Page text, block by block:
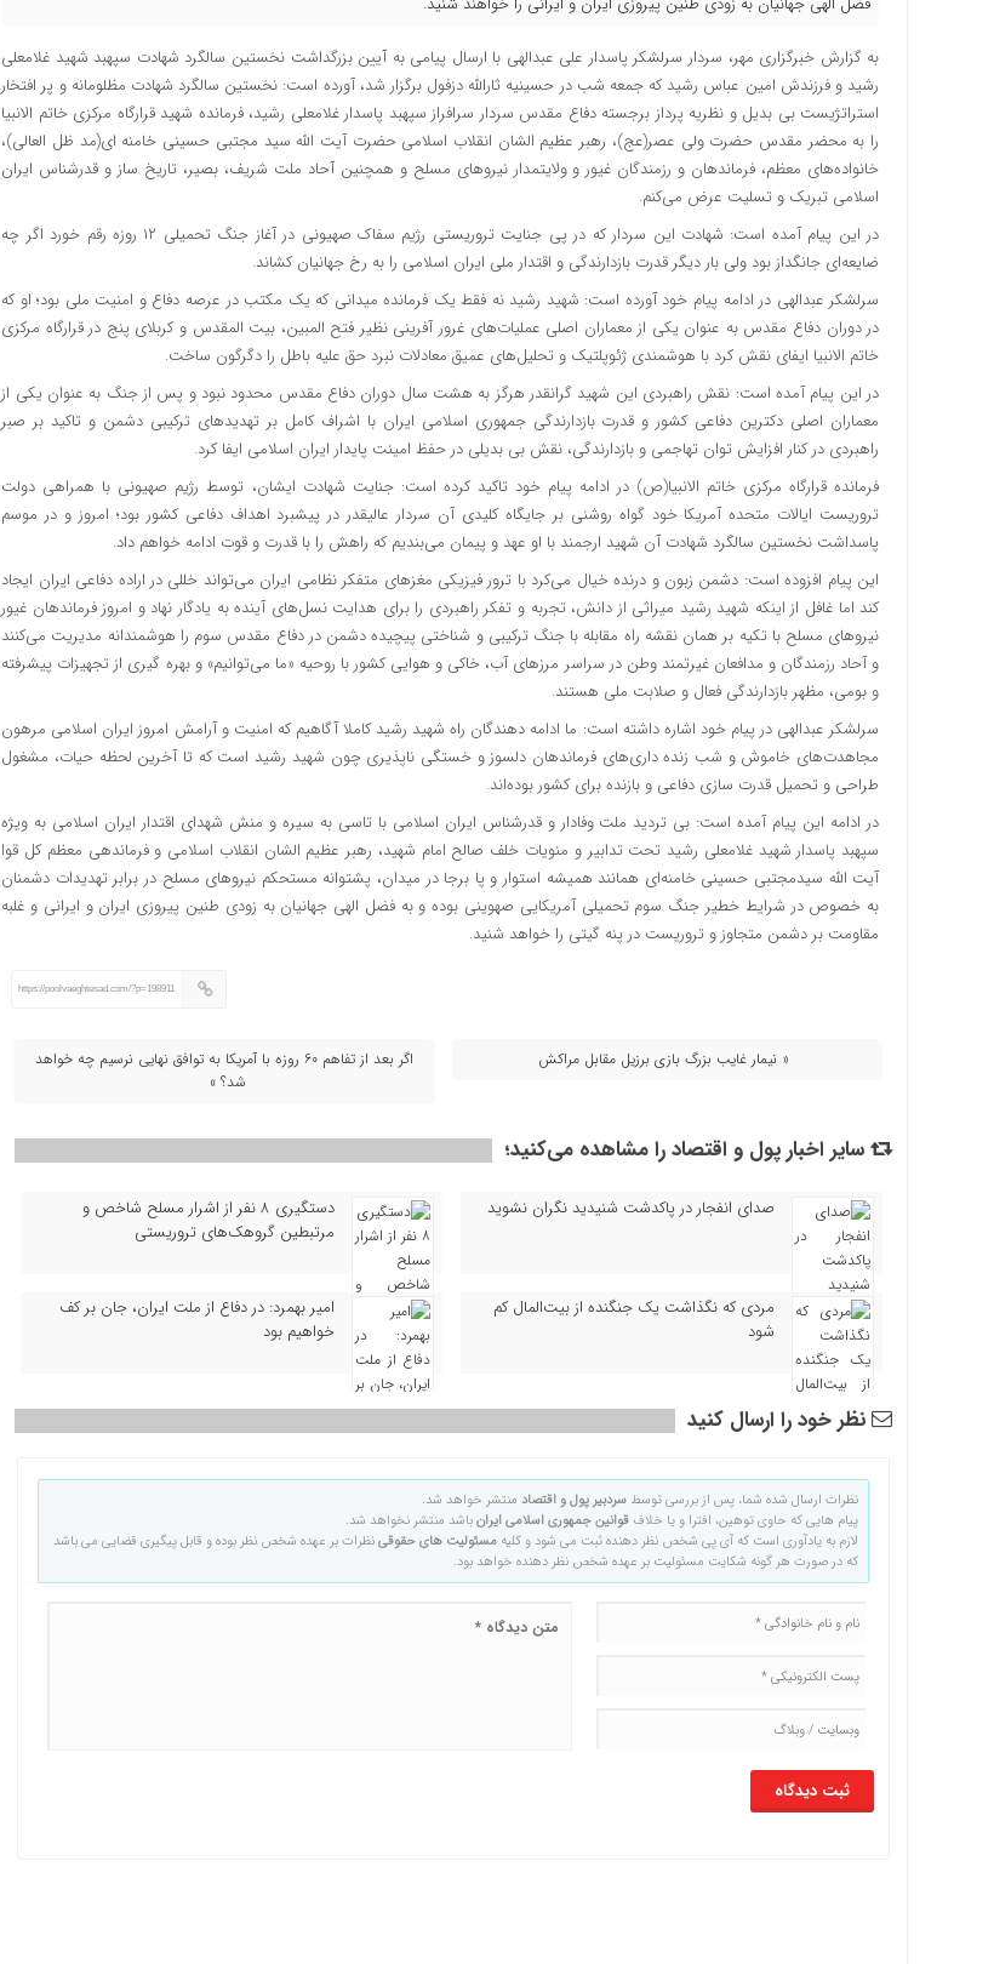
به گزارش خبرگزاری مهر، سردار سرلشکر پاسدار علی عبدالهی با ارسال پیامی به آیین بزرگداشت نخستین سالگرد شهادت سپهبد شهید غلامعلی
رشید و فرزندش امین عباس رشید که جمعه شب در حسینیه ثارالله دزفول برگزار شد، آورده است: نخستین سالگرد شهادت مظلومانه و پر افتخار
استراتژیست بی بدیل و نظریه پرداز برجسته دفاع مقدس سردار سرافراز سپهبد پاسدار غلامعلی رشید، فرمانده شهید قرارگاه مرکزی خاتم الانبیا
را به محضر مقدس حضرت ولی عصر(عج)، رهبر عظیم الشان انقلاب اسلامی حضرت آیت الله سید مجتبی حسینی خامنه ای(مد ظل العالی)،
خانواده‌های معظم، فرماندهان و رزمندگان غیور و ولایتمدار نیروهای مسلح و همچنین آحاد ملت شریف، بصیر، تاریخ ساز و قدرشناس ایران
اسلامی تبریک و تسلیت عرض می‌کنم.
در این پیام آمده است: شهادت این سردار که در پی جنایت تروریستی رژیم سفاک صهیونی در آغاز جنگ تحمیلی ۱۲ روزه رقم خورد اگر چه
ضایعه‌ای جانگداز بود ولی بار دیگر قدرت بازدارندگی و اقتدار ملی ایران اسلامی را به رخ جهانیان کشاند.
سرلشکر عبدالهی در ادامه پیام خود آورده است: شهید رشید نه فقط یک فرمانده میدانی که یک مکتب در عرصه دفاع و امنیت ملی بود؛ او که
در دوران دفاع مقدس به عنوان یکی از معماران اصلی عملیات‌های غرور آفرینی نظیر فتح المبین، ‌بیت المقدس و کربلای پنج در قرارگاه مرکزی
خاتم الانبیا ایفای نقش کرد با هوشمندی ژئوپلتیک و تحلیل‌های عمیق معادلات نبرد حق علیه باطل را دگرگون ساخت.
در این پیام آمده است: نقش راهبردی این شهید گرانقدر هرگز به هشت سال دوران دفاع مقدس محدود نبود و پس از جنگ به عنوان یکی از
معماران اصلی دکترین دفاعی کشور و قدرت بازدارندگی جمهوری اسلامی ایران با اشراف کامل بر تهدیدهای ترکیبی دشمن و تاکید بر صبر
راهبردی در کنار افزایش توان تهاجمی و بازدارندگی، نقش بی بدیلی در حفظ امینت پایدار ایران اسلامی ایفا کرد.
فرمانده قرارگاه مرکزی خاتم الانبیا(ص) در ادامه پیام خود تاکید کرده است: جنایت شهادت ایشان، توسط رژیم صهیونی با همراهی دولت
تروریست ایالات متحده آمریکا خود گواه روشنی بر جایگاه کلیدی آن سردار عالیقدر در پیشبرد اهداف دفاعی کشور بود؛ امروز و در موسم
پاسداشت نخستین سالگرد شهادت آن شهید ارجمند با او عهد و پیمان می‌بندیم که راهش را با قدرت و قوت ادامه خواهم داد.
این پیام افزوده است: دشمن زبون و درنده خیال می‌کرد با ترور فیزیکی مغزهای متفکر نظامی ایران می‌تواند خللی در اراده دفاعی ایران ایجاد
کند اما غافل از اینکه شهید رشید میراثی از دانش، تجربه و تفکر راهبردی را برای هدایت نسل‌های آینده به یادگار نهاد و امروز فرماندهان غیور
نیروهای مسلح با تکیه بر همان نقشه راه مقابله با جنگ ترکیبی و شناختی پیچیده دشمن در دفاع مقدس سوم را هوشمندانه مدیریت می‌کنند
و آحاد رزمندگان و مدافعان غیرتمند وطن در سراسر مرزهای آب، خاکی و هوایی کشور با روحیه «ما می‌توانیم» و بهره گیری از تجهیزات پیشرفته
و بومی، مظهر بازدارندگی فعال و صلابت ملی هستند.
سرلشکر عبدالهی در پیام خود اشاره داشته است: ما ادامه دهندگان راه شهید رشید کاملا آگاهیم که امنیت و آرامش امروز ایران اسلامی مرهون
مجاهدت‌های خاموش و شب زنده داری‌های فرماندهان دلسوز و خستگی ناپذیری چون شهید رشید است که تا آخرین لحظه حیات، مشغول
طراحی و تحمیل قدرت سازی دفاعی و بازنده برای کشور بوده‌اند.
در ادامه این پیام آمده است: بی تردید ملت وفادار و قدرشناس ایران اسلامی با تاسی به سیره و منش شهدای اقتدار ایران اسلامی به ویژه
سپهبد پاسدار شهید غلامعلی رشید تحت تدابیر و منویات خلف صالح امام شهید، ‌رهبر عظیم الشان انقلاب اسلامی و فرماندهی معظم کل قوا
آیت الله سیدمجتبی حسینی خامنه‌ای همانند همیشه استوار و پا برجا در میدان، پشتوانه مستحکم نیروهای مسلح در برابر تهدیدات دشمنان
به خصوص در شرایط خطیر جنگ سوم تحمیلی آمریکایی صهوینی بوده و به فضل الهی جهانیان به زودی طنین پیروزی ایران و ایرانی و غلبه
مقاومت بر دشمن متجاوز و تروریست در پنه گیتی را خواهد شنید.
https://poolvaeghtesad.com/?p=198911
« نیمار غایب بزرگ بازی برزیل مقابل مراکش
اگر بعد از تفاهم ۶۰ روزه با آمریکا به توافق نهایی نرسیم چه خواهد
شد؟ »
سایر اخبار پول و اقتصاد را مشاهده می‌کنید؛
صدای انفجار در پاکدشت شنیدید نگران نشوید
دستگیری ۸ نفر از اشرار مسلح شاخص و
مرتبطین گروهک‌های تروریستی
مردی که نگذاشت یک جنگنده از بیت‌المال کم
شود
امیر بهمرد: در دفاع از ملت ایران، جان بر کف
خواهیم بود
نظر خود را ارسال کنید
نظرات ارسال شده شما، پس از بررسی توسط سردبیر پول و اقتصاد منتشر خواهد شد.
پیام هایی که حاوی توهین، افترا و یا خلاف قوانین جمهوری اسلامی ایرانباشد منتشر نخواهد شد.
لازم به یادآوری است که آی پی شخص نظر دهنده ثبت می شود و کلیه مسئولیت های حقوقینظرات بر عهده شخص نظر بوده و قابل پیگیری قضایی می باشد
که در صورت هر گونه شکایت مسئولیت بر عهده شخص نظر دهنده خواهد بود.